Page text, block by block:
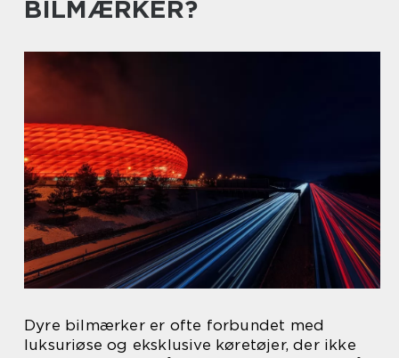
BILMÆRKER?
Dyre bilmærker er ofte forbundet med
luksuriøse og eksklusive køretøjer, der ikke